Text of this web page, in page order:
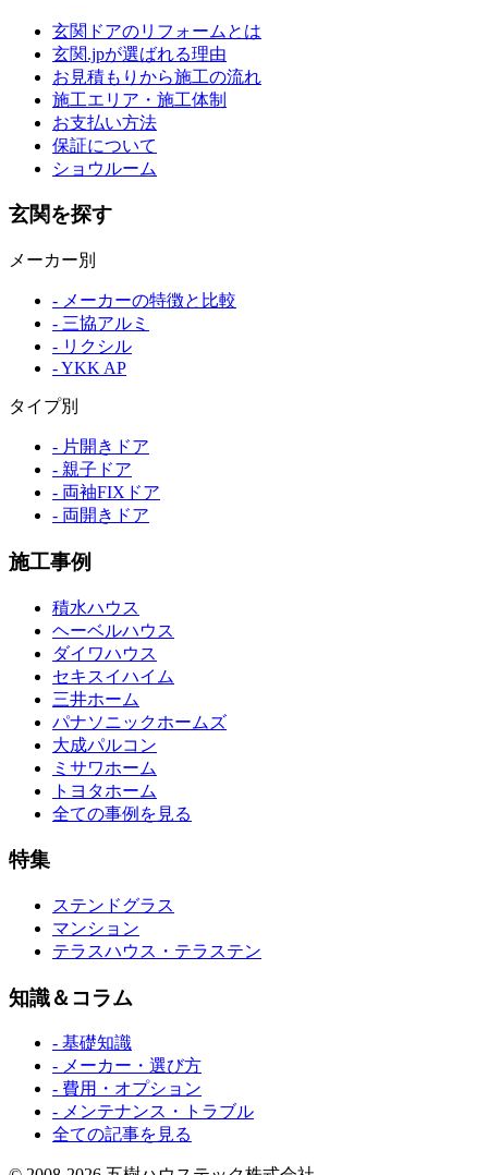
玄関ドアのリフォームとは
玄関.jpが選ばれる理由
お見積もりから施工の流れ
施工エリア・施工体制
お支払い方法
保証について
ショウルーム
玄関を探す
メーカー別
- メーカーの特徴と比較
- 三協アルミ
- リクシル
- YKK AP
タイプ別
- 片開きドア
- 親子ドア
- 両袖FIXドア
- 両開きドア
施工事例
積水ハウス
ヘーベルハウス
ダイワハウス
セキスイハイム
三井ホーム
パナソニックホームズ
大成パルコン
ミサワホーム
トヨタホーム
全ての事例を見る
特集
ステンドグラス
マンション
テラスハウス・テラステン
知識＆コラム
- 基礎知識
- メーカー・選び方
- 費用・オプション
- メンテナンス・トラブル
全ての記事を見る